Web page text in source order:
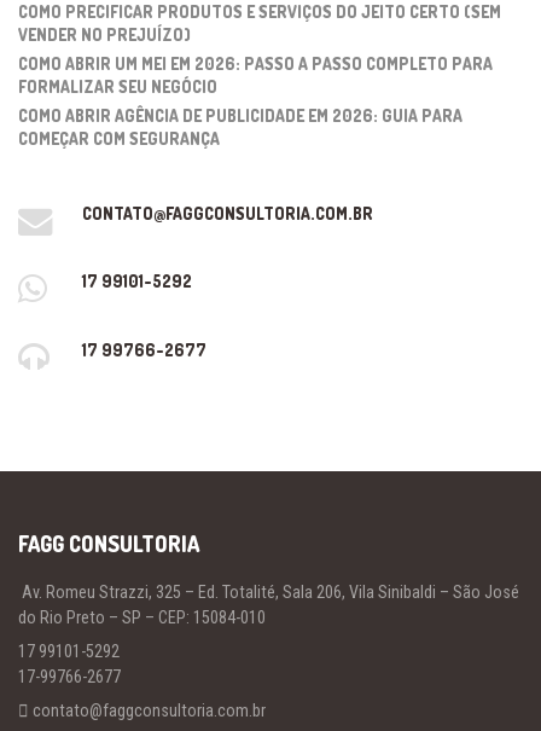
COMO PRECIFICAR PRODUTOS E SERVIÇOS DO JEITO CERTO (SEM
VENDER NO PREJUÍZO)
COMO ABRIR UM MEI EM 2026: PASSO A PASSO COMPLETO PARA
FORMALIZAR SEU NEGÓCIO
COMO ABRIR AGÊNCIA DE PUBLICIDADE EM 2026: GUIA PARA
COMEÇAR COM SEGURANÇA
CONTATO@FAGGCONSULTORIA.COM.BR
17 99101-5292
17 99766-2677
FAGG CONSULTORIA
Av. Romeu Strazzi, 325 – Ed. Totalité, Sala 206, Vila Sinibaldi – São José
do Rio Preto – SP – CEP: 15084-010
17 99101-5292
17-99766-2677
contato@faggconsultoria.com.br